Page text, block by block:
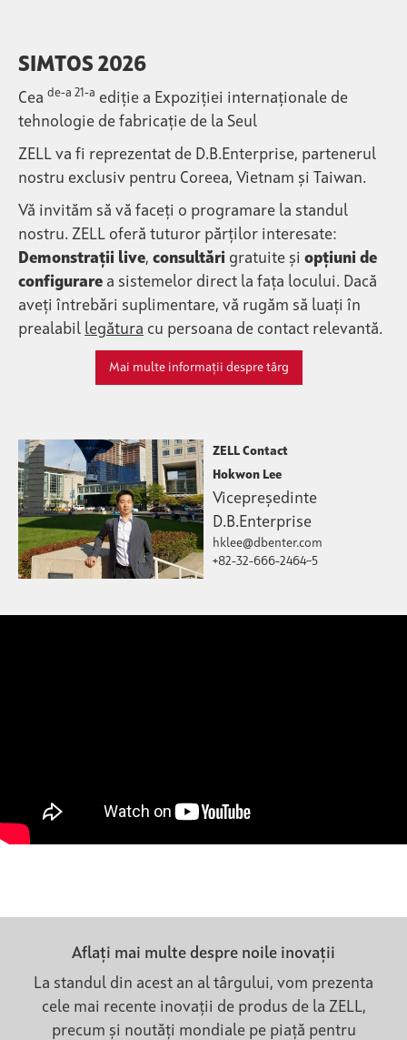
SIMTOS 2026
Cea de-a 21-a ediție a Expoziției internaționale de
tehnologie de fabricație de la Seul
ZELL va fi reprezentat de D.B.Enterprise, partenerul
nostru exclusiv pentru Coreea, Vietnam și Taiwan.
Vă invităm să vă faceți o programare la standul
nostru. ZELL oferă tuturor părților interesate:
Demonstrații live, consultări gratuite și opțiuni de
configurare a sistemelor direct la fața locului. Dacă
aveți întrebări suplimentare, vă rugăm să luați în
prealabil legătura cu persoana de contact relevantă.
Mai multe informații despre târg
ZELL Contact
Hokwon Lee
Vicepreședinte
D.B.Enterprise
hklee@dbenter.com
+82-32-666-2464~5
Aflați mai multe despre noile inovații
La standul din acest an al târgului, vom prezenta
cele mai recente inovații de produs de la ZELL,
precum și noutăți mondiale pe piață pentru